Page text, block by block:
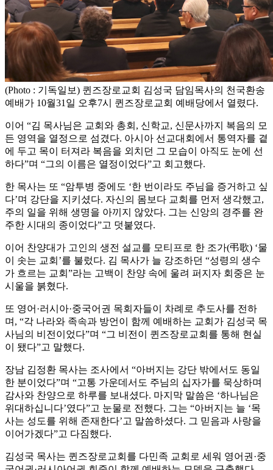
(Photo : 기독일보) 퀸즈장로교회 김성국 담임목사의 천국환송
예배가 10월31일 오후7시 퀸즈장로교회 예배당에서 열렸다.
이어 “김 목사님은 교회와 총회, 신학교, 신문사까지 복음의 모
든 영역을 열정으로 섬겼다. 아시아 선교대회에서 통역자를 곁
에 두고 목이 터져라 복음을 외치던 그 모습이 아직도 눈에 선
하다”며 “그의 이름은 열정이었다”고 회고했다.
한 목사는 또 “암투병 중에도 ‘한 번이라도 주님을 증거하고 싶
다’며 강단을 지키셨다. 자신의 몸보다 교회를 먼저 생각했고,
주의 일을 위해 생명을 아끼지 않았다. 그는 신앙의 경주를 완
주한 시대의 종이었다”고 덧붙였다.
이어 찬양대가 고인의 생전 설교를 모티프로 한 조가(弔歌) ‘물
이 솟는 교회’를 불렀다. 김 목사가 늘 강조하던 “성령의 생수
가 흐르는 교회”라는 고백이 찬양 속에 울려 퍼지자 회중은 눈
시울을 붉혔다.
또 영어·러시아·중국어권 목회자들이 차례로 추도사를 전하
며, “각 나라와 족속과 방언이 함께 예배하는 교회가 김성국 목
사님의 비전이었다”며 “그 비전이 퀸즈장로교회를 통해 현실
이 됐다”고 말했다.
장남 김정환 목사는 조사에서 “아버지는 강단 밖에서도 동일
한 분이었다”며 “고통 가운데서도 주님의 십자가를 묵상하며
감사와 찬양으로 하루를 보내셨다. 마지막 말씀은 ‘하나님은
위대하십니다’였다”고 눈물로 전했다. 그는 “아버지는 늘 ‘목
사는 성도를 위해 존재한다’고 말씀하셨다. 그 믿음과 사랑을
이어가겠다”고 다짐했다.
김성국 목사는 퀸즈장로교회를 다민족 교회로 세워 영어권·중